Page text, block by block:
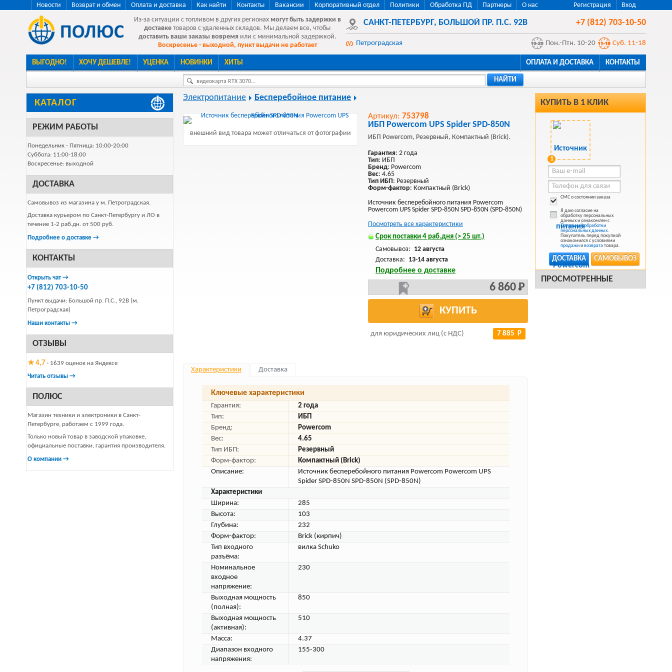
Регистрация Вход
Новости Возврат и обмен Оплата и доставка Как найти Контакты Вакансии Корпоративный отдел Политики Обработка ПД Партнеры
О нас
Из-за ситуации с топливом в других регионах могут быть задержки в
доставке товаров с удаленных складов. Мы делаем все, чтобы
доставить ваши заказы вовремя или с минимальной задержкой.
Воскресенье - выходной, пункт выдачи не работает
САНКТ-ПЕТЕРБУРГ, БОЛЬШОЙ ПР. П.С. 92В +7 (812) 703-10-50
Петроградская Пон.-Птн. 10-20 Суб. 11-18
ВЫГОДНО! ХОЧУ ДЕШЕВЛЕ! УЦЕНКА НОВИНКИ ХИТЫ ОПЛАТА И ДОСТАВКА КОНТАКТЫ
видеокарта RTX 3070... НАЙТИ
КАТАЛОГ
РЕЖИМ РАБОТЫ
Понедельник - Пятница: 10:00-20:00
Суббота: 11:00-18:00
Воскресенье: выходной
ДОСТАВКА
Самовывоз из магазина у м. Петроградская.
Доставка курьером по Санкт-Петербургу и ЛО в
течение 1-2 раб.дн. от 500 руб.
Подробнее о доставке →
КОНТАКТЫ
Открыть чат →
+7 (812) 703-10-50
Пункт выдачи: Большой пр. П.С., 92В (м.
Петроградская)
Наши контакты →
ОТЗЫВЫ
★ 4,7 · 1639 оценок на Яндексе
Читать отзывы →
ПОЛЮС
Магазин техники и электроники в Санкт-
Петербурге, работаем с 1999 года.
Только новый товар в заводской упаковке,
официальные поставки, гарантия производителя.
О компании →
КУПИТЬ В 1 КЛИК
1
СМС о состоянии заказа
Я даю согласие на
обработку персональных
данных и ознакомлен с
Политикой обработки
персональных данных.
Покупатель перед покупкой
ознакомился с условиями
продажиивозврататовара.
САМОВЫВОЗ
ДОСТАВКА
ПРОСМОТРЕННЫЕ
Электропитание Бесперебойное питание
внешний вид товара может отличаться от фотографии
Артикул: 753798
ИБП Powercom UPS Spider SPD-850N
ИБП Powercom, Резервный, Компактный (Brick).
Гарантия: 2 года
Тип: ИБП
Бренд: Powercom
Вес: 4.65
Тип ИБП: Резервный
Форм-фактор: Компактный (Brick)
Источник бесперебойного питания Powercom
Powercom UPS Spider SPD-850N SPD-850N (SPD-850N)
Посмотреть все характеристики
Срок поставки 4 раб.дня (> 25 шт.)
Самовывоз: 12 августа
Доставка: 13-14 августа
Подробнее о доставке
6 860 Р
КУПИТЬ
для юридических лиц (с НДС) 7 885 Р
Характеристики Доставка
Ключевые характеристики
Гарантия:
2 года
Тип:
ИБП
Бренд:
Powercom
Вес:
4.65
Тип ИБП:
Резервный
Форм-фактор:
Компактный (Brick)
Описание:
Источник бесперебойного питания Powercom Powercom UPS
Spider SPD-850N SPD-850N (SPD-850N)
Характеристики
Ширина:
285
Высота:
103
Глубина:
232
Форм-фактор:
Brick (кирпич)
Тип входного
разъёма:
вилка Schuko
Номинальное
входное
напряжение:
230
Выходная мощность
(полная):
850
Выходная мощность
(активная):
510
Масса:
4.37
Диапазон входного
напряжения:
155-300